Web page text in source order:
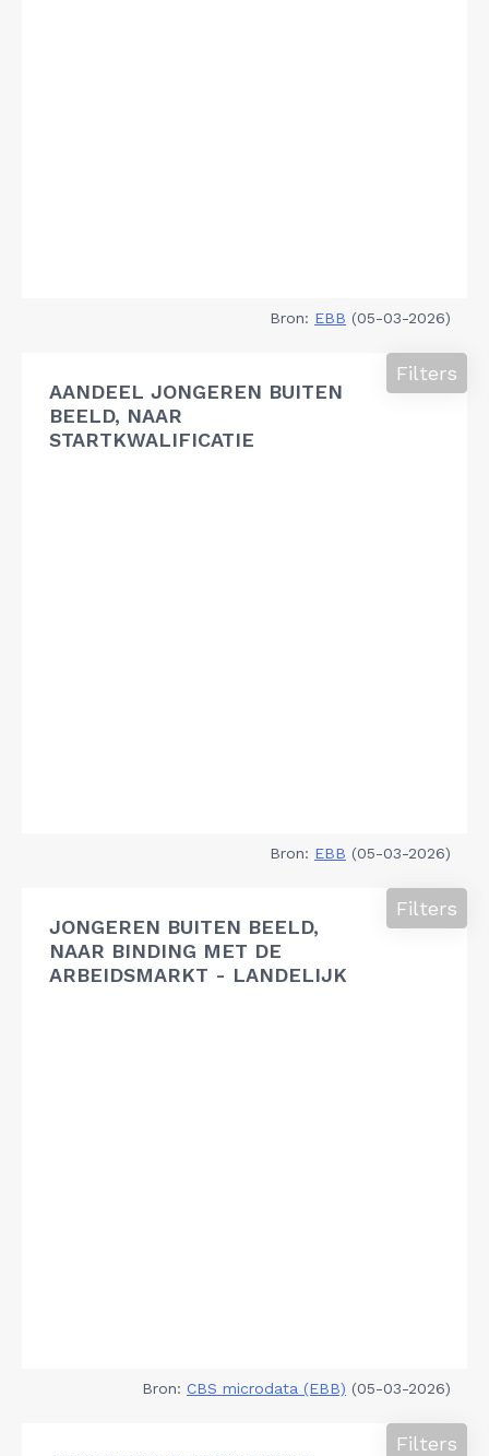
Bron: EBB (05-03-2026)
AANDEEL JONGEREN BUITEN
BEELD, NAAR
STARTKWALIFICATIE
Filters
Bron: EBB (05-03-2026)
JONGEREN BUITEN BEELD,
NAAR BINDING MET DE
ARBEIDSMARKT - LANDELIJK
Filters
Bron: CBS microdata (EBB) (05-03-2026)
Filters